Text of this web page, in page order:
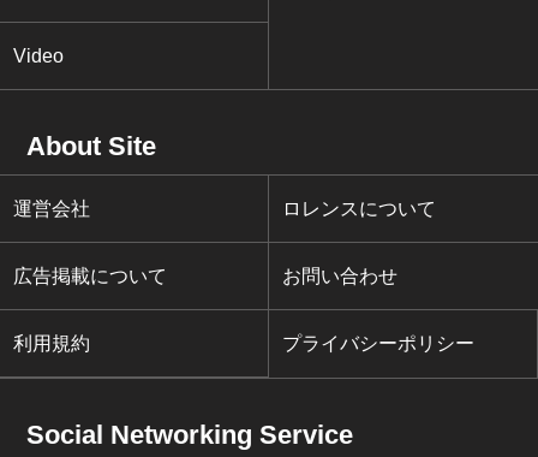
Video
About Site
運営会社 ロレンスについて
広告掲載について お問い合わせ
利用規約 プライバシーポリシー
Social Networking Service